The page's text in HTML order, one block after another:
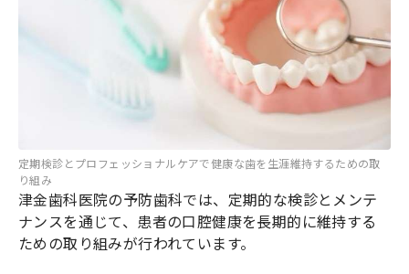
定期検診とプロフェッショナルケアで健康な歯を生涯維持するための取
り組み
津金歯科医院の予防歯科では、定期的な検診とメンテ
ナンスを通じて、患者の口腔健康を長期的に維持する
ための取り組みが行われています。